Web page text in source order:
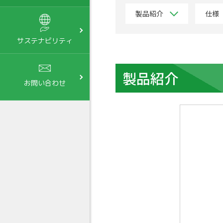
サステナビリティ
お問い合わせ
製品紹介 仕様
製品紹介